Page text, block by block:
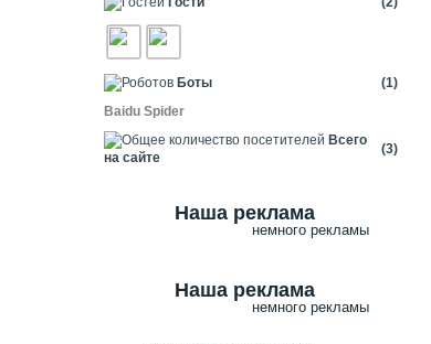
Боты
(1)
Baidu Spider
Всего
на сайте
(3)
Наша реклама
немного рекламы
Наша реклама
немного рекламы